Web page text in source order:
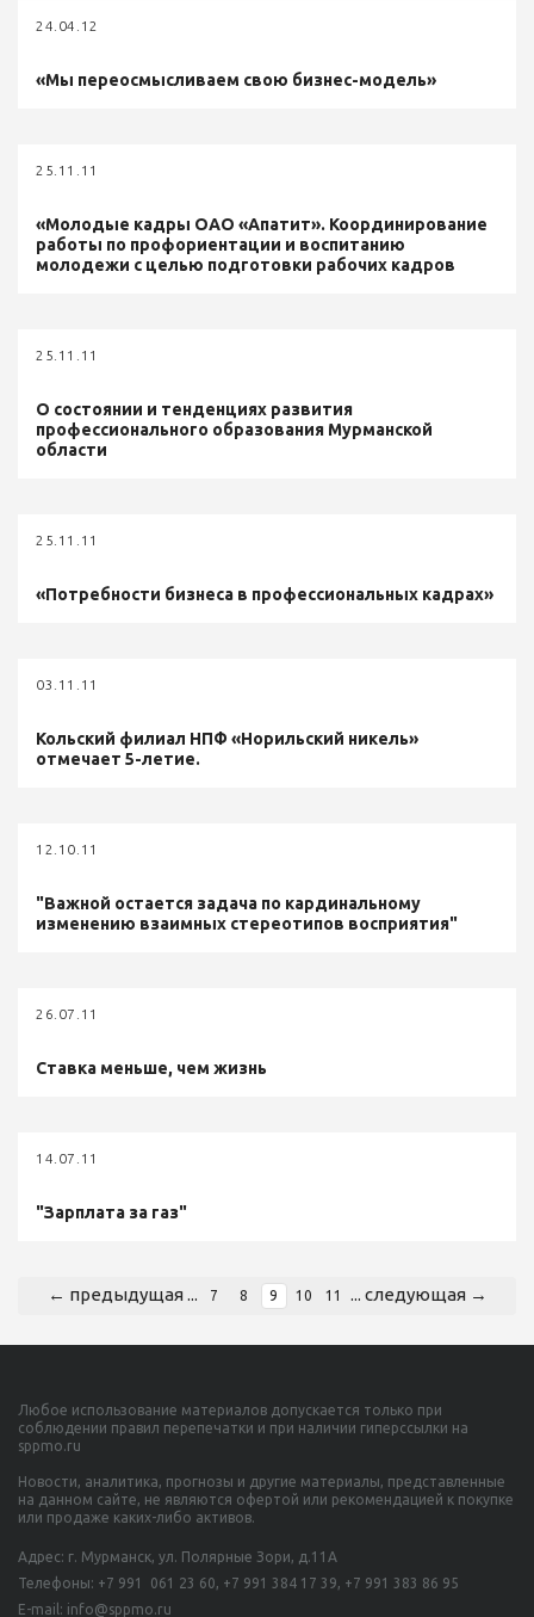
24.04.12
«Мы переосмысливаем свою бизнес-модель»
25.11.11
«Молодые кадры ОАО «Апатит». Координирование
работы по профориентации и воспитанию
молодежи с целью подготовки рабочих кадров
25.11.11
О состоянии и тенденциях развития
профессионального образования Мурманской
области
25.11.11
«Потребности бизнеса в профессиональных кадрах»
03.11.11
Кольский филиал НПФ «Норильский никель»
отмечает 5-летие.
12.10.11
"Важной остается задача по кардинальному
изменению взаимных стереотипов восприятия"
26.07.11
Ставка меньше, чем жизнь
14.07.11
"Зарплата за газ"
← предыдущая ... 7 8 9 10 11 ... следующая →
Любое использование материалов допускается только при
соблюдении правил перепечатки и при наличии гиперссылки на
sppmo.ru
Новости, аналитика, прогнозы и другие материалы, представленные
на данном сайте, не являются офертой или рекомендацией к покупке
или продаже каких-либо активов.
Адрес: г. Мурманск, ул. Полярные Зори, д.11А
Телефоны: +7 991 061 23 60, +7 991 384 17 39, +7 991 383 86 95
E-mail: info@sppmo.ru